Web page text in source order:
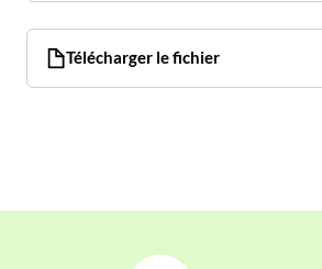
Télécharger le fichier